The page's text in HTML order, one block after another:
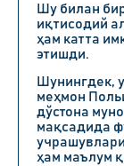
Шу билан
иқтисодий
ҳам катта
этишди.
Шунингдек,
меҳмон
дўстона
мақсадида
ҳам маълум